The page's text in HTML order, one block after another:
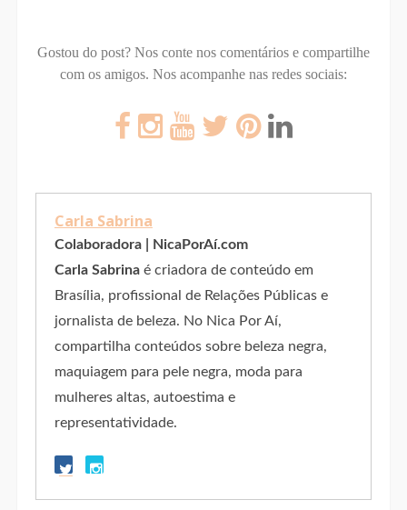
Gostou do post? Nos conte nos comentários e compartilhe
com os amigos. Nos acompanhe nas redes sociais:
Carla Sabrina
Colaboradora | NicaPorAí.com
Carla Sabrinaé criadora de conteúdo em
Brasília, profissional de Relações Públicas e
jornalista de beleza. No Nica Por Aí,
compartilha conteúdos sobre beleza negra,
maquiagem para pele negra, moda para
mulheres altas, autoestima e
representatividade.